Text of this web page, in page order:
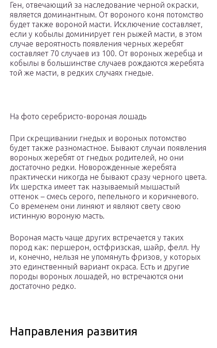
Ген, отвечающий за наследование черной окраски,
является доминантным. От вороного коня потомство
будет также вороной масти. Исключение составляет,
если у кобылы доминирует ген рыжей масти, в этом
случае вероятность появления черных жеребят
составляет 70 случаев из 100. От вороных жеребца и
кобылы в большинстве случаев рождаются жеребята
той же масти, в редких случаях гнедые.
На фото серебристо-вороная лошадь
При скрещивании гнедых и вороных потомство
будет также разномастное. Бывают случаи появления
вороных жеребят от гнедых родителей, но они
достаточно редки. Новорожденные жеребята
практически никогда не бывают сразу черного цвета.
Их шерстка имеет так называемый мышастый
оттенок – смесь серого, пепельного и коричневого.
Со временем они линяют и являют свету свою
истинную вороную масть.
Вороная масть чаще других встречается у таких
пород как: першерон, остфризская, шайр, фелл. Ну
и, конечно, нельзя не упомянуть фризов, у которых
это единственный вариант окраса. Есть и другие
породы вороных лошадей, но встречаются они
достаточно редко.
Направления развития